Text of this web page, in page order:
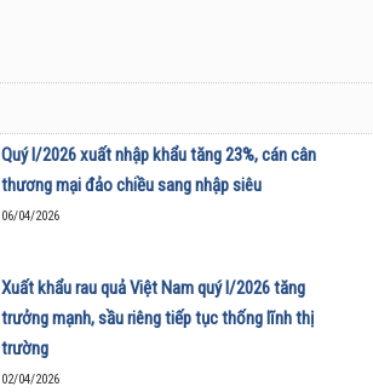
Quý I/2026 xuất nhập khẩu tăng 23%, cán cân
thương mại đảo chiều sang nhập siêu
06/04/2026
Xuất khẩu rau quả Việt Nam quý I/2026 tăng
trưởng mạnh, sầu riêng tiếp tục thống lĩnh thị
trường
02/04/2026